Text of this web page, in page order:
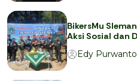
BikersMu
Aksi Sosial dan
Edy Purwanto